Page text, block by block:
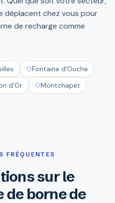
déplacent chez vous pour
de recharge comme
Fontaine d'Ouche
d'Or Montchapet
FRÉQUENTES
sur le
de borne de